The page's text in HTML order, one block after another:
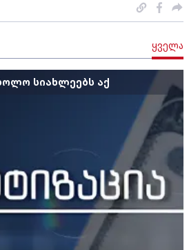
ყველა
სიახლეებს აქ